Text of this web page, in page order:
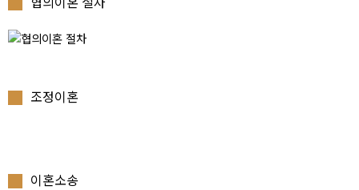
조정이혼
이혼소송